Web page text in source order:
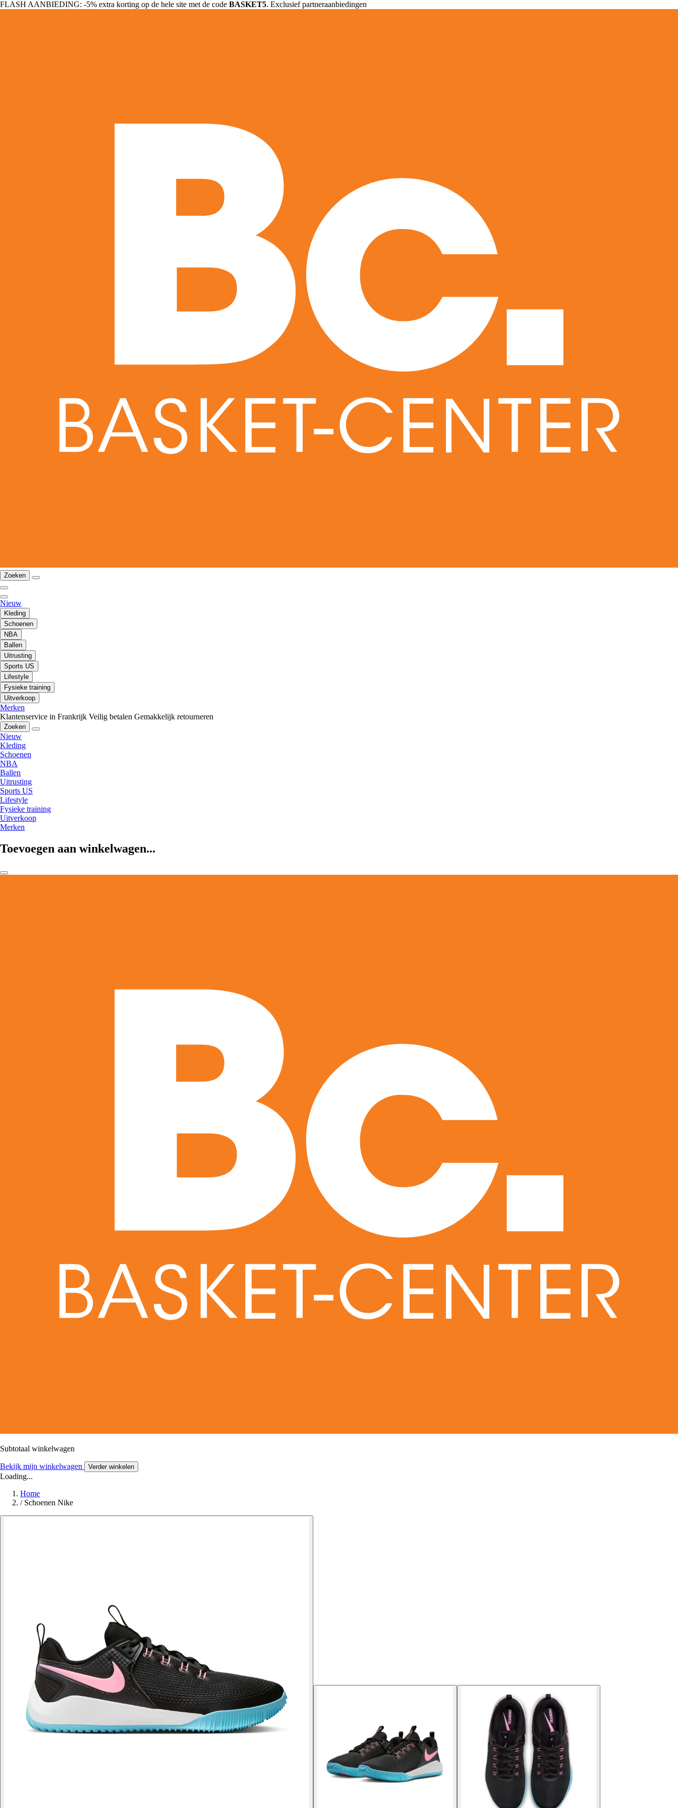
FLASH AANBIEDING: -5% extra korting op de hele site met de code BASKET5. Exclusief partneraanbiedingen
Zoeken
Nieuw
Kleding
Schoenen
NBA
Ballen
Uitrusting
Sports US
Lifestyle
Fysieke training
Uitverkoop
Merken
Klantenservice in Frankrijk Veilig betalen Gemakkelijk retourneren
Zoeken
Nieuw
Kleding
Schoenen
NBA
Ballen
Uitrusting
Sports US
Lifestyle
Fysieke training
Uitverkoop
Merken
Toevoegen aan winkelwagen...
Subtotaal winkelwagen
Bekijk mijn winkelwagen Verder winkelen
Loading...
Home
/ Schoenen Nike